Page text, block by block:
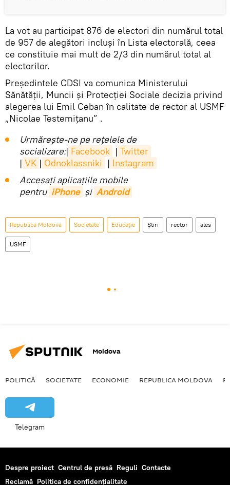
La vot au participat 876 de electori din numărul total
de 957 de alegători incluşi în Lista electorală, ceea
ce constituie mai mult de 2/3 din numărul total al
electorilor.
Preşedintele CDSI va comunica Ministerului
Sănătăţii, Muncii şi Protecţiei Sociale decizia privind
alegerea lui Emil Ceban în calitate de rector al USMF
„Nicolae Testemiţanu” .
Urmărește-ne pe rețelele de
socializare:| Facebook | Twitter
| VK | Odnoklassniki | Instagram
Accesaţi aplicaţiile mobile
pentru iPhone și Android
Republica Moldova Societate Educație Știri rector ales
USMF
Moldova
POLITICĂ SOCIETATE ECONOMIE REPUBLICA MOLDOVA
Telegram
Despre proiect Centrul de presă Reguli Contacte
Reclamă Politica de confidențialitate